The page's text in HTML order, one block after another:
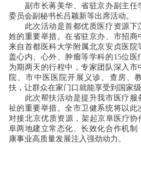
副市长蒋美华、省驻京办副主任
委员会副秘书长吕颖新等出席活动。
此次活动是首都优质医疗资源下
姓的重要举措。在省驻京办、市招商
来自首都医科大学附属北京安贞医院
盖心内、心外、肿瘤等学科的15位医
为期两天的行程中，专家团队深入市
院、市中医医院开展义诊、查房、
扶，让群众在家门口就能享受到国家
此次帮扶活动是提升我市医疗服
祉的重要举措。全市卫健系统将以此
对接北京优质资源，架起京阜医疗协
阜两地建立常态化、长效化合作机制
康事业高质量发展注入强劲动力。